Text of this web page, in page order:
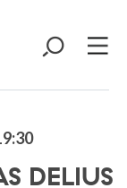
DELIUS